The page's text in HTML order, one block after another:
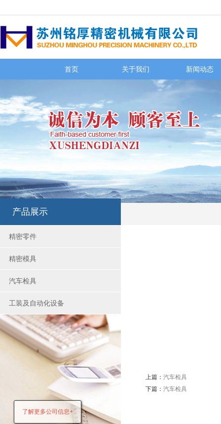
首页 关于我们 新闻动态
产品展示
精密零件
精密模具
汽车检具
工装及自动化设备
了解更多公司信息+
上篇： 汽车检具
下篇： 汽车检具